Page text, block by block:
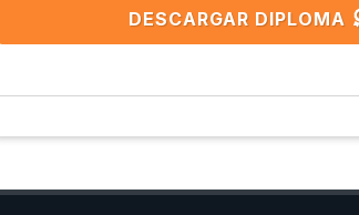
DESCARGAR DIPLOMA